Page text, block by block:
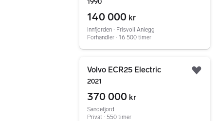
1990
140 000 kr
Innfjorden ∙ Frisvoll Anlegg
Forhandler ∙ 16 500 timer
Volvo ECR25 Electric
2021
370 000 kr
Sandefjord
Privat ∙ 550 timer